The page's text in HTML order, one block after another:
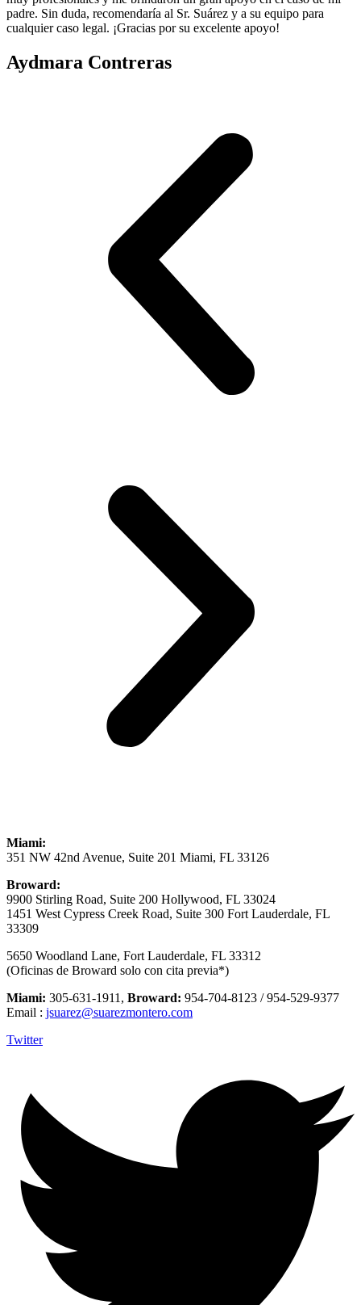
padre. Sin duda, recomendaría al Sr. Suárez y a su equipo para
cualquier caso legal. ¡Gracias por su excelente apoyo!
Aydmara Contreras
Miami:
351 NW 42nd Avenue, Suite 201 Miami, FL 33126
Broward:
9900 Stirling Road, Suite 200 Hollywood, FL 33024
1451 West Cypress Creek Road, Suite 300 Fort Lauderdale, FL
33309
5650 Woodland Lane, Fort Lauderdale, FL 33312
(Oficinas de Broward solo con cita previa*)
Miami: 305-631-1911, Broward: 954-704-8123 / 954-529-9377
Email : jsuarez@suarezmontero.com
Twitter